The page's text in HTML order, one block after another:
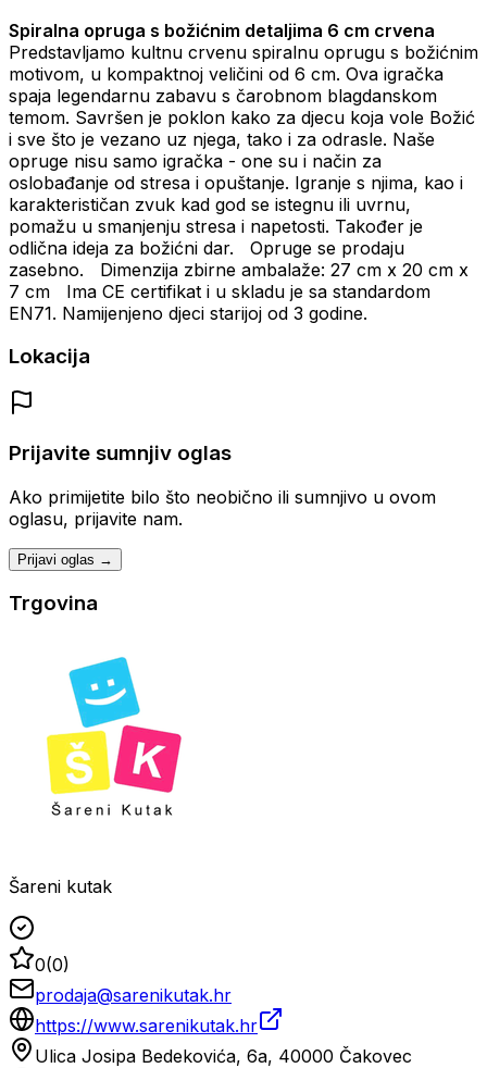
Spiralna opruga s božićnim detaljima 6 cm crvena
Predstavljamo kultnu crvenu spiralnu oprugu s božićnim
motivom, u kompaktnoj veličini od 6 cm. Ova igračka
spaja legendarnu zabavu s čarobnom blagdanskom
temom. Savršen je poklon kako za djecu koja vole Božić
i sve što je vezano uz njega, tako i za odrasle. Naše
opruge nisu samo igračka - one su i način za
oslobađanje od stresa i opuštanje. Igranje s njima, kao i
karakterističan zvuk kad god se istegnu ili uvrnu,
pomažu u smanjenju stresa i napetosti. Također je
odlična ideja za božićni dar. Opruge se prodaju
zasebno. Dimenzija zbirne ambalaže: 27 cm x 20 cm x
7 cm Ima CE certifikat i u skladu je sa standardom
EN71. Namijenjeno djeci starijoj od 3 godine.
Lokacija
Prijavite sumnjiv oglas
Ako primijetite bilo što neobično ili sumnjivo u ovom
oglasu, prijavite nam.
Prijavi oglas →
Trgovina
Šareni kutak
0(0)
prodaja@sarenikutak.hr
https://www.sarenikutak.hr
Ulica Josipa Bedekovića, 6a, 40000 Čakovec